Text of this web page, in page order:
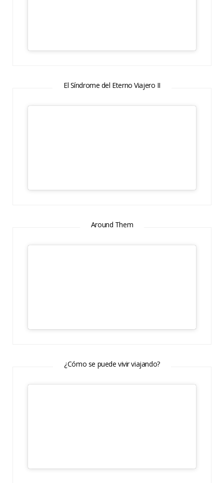
El Síndrome del Eterno Viajero II
Around Them
¿Cómo se puede vivir viajando?